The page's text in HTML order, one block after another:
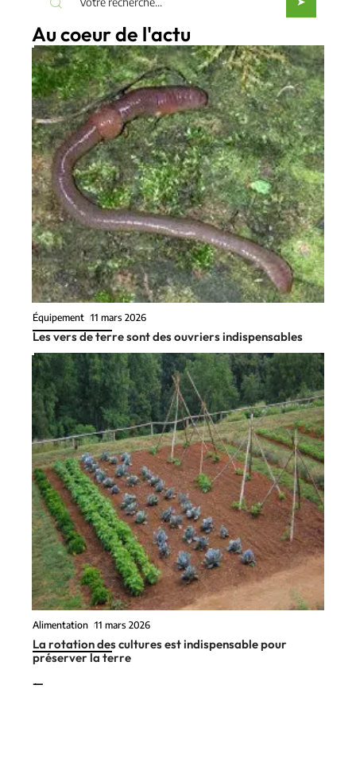
Au coeur de l'actu
Équipement 11 mars 2026
Les vers de terre sont des ouvriers indispensables
Alimentation 11 mars 2026
La rotation des cultures est indispensable pour
préserver la terre
En vogue